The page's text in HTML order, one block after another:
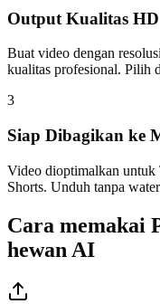
Output Kualitas HD
Buat video dengan
kualitas profesional. Pilih
3
Siap Dibagikan ke
Video dioptimalkan untuk
Shorts. Unduh tanpa
Cara memakai
hewan AI